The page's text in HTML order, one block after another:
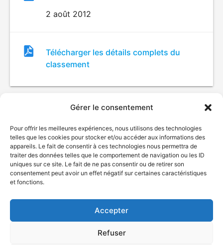
Gérer le consentement
Pour offrir les meilleures expériences, nous utilisons des technologies
telles que les cookies pour stocker et/ou accéder aux informations des
appareils. Le fait de consentir à ces technologies nous permettra de
traiter des données telles que le comportement de navigation ou les ID
uniques sur ce site. Le fait de ne pas consentir ou de retirer son
consentement peut avoir un effet négatif sur certaines caractéristiques
et fonctions.
Accepter
Refuser
2 août 2012
Fichier
de
classement
Télécharger les détails complets du
classement
© Gouvernement du Québec, 2026
Plan du site
Accessibilité
Accès à l'information
Déclaration de services